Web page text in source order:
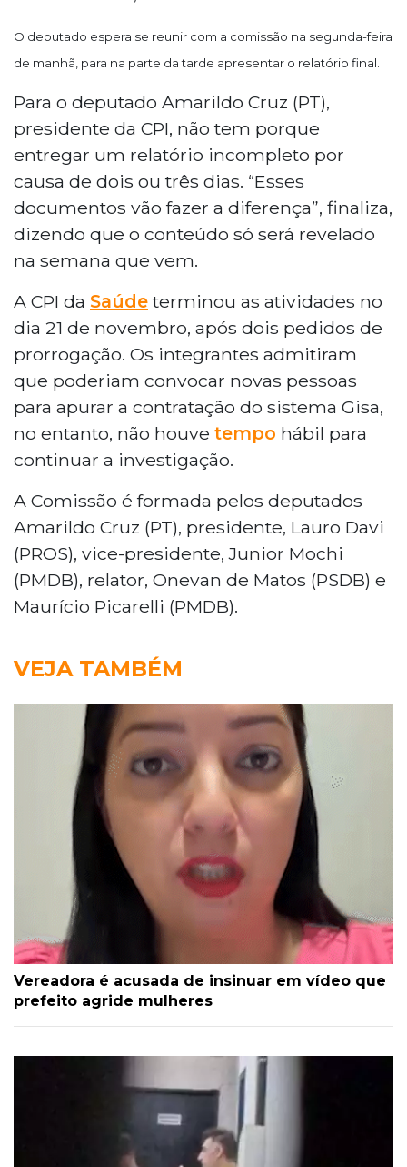
O deputado espera se reunir com a comissão na segunda-feira
de manhã, para na parte da tarde apresentar o relatório final.
Para o deputado Amarildo Cruz (PT),
presidente da CPI, não tem porque
entregar um relatório incompleto por
causa de dois ou três dias. “Esses
documentos vão fazer a diferença”, finaliza,
dizendo que o conteúdo só será revelado
na semana que vem.
A CPI da Saúdeterminou as atividades no
dia 21 de novembro, após dois pedidos de
prorrogação. Os integrantes admitiram
que poderiam convocar novas pessoas
para apurar a contratação do sistema Gisa,
no entanto, não houve tempo hábil para
continuar a investigação.
A Comissão é formada pelos deputados
Amarildo Cruz (PT), presidente, Lauro Davi
(PROS), vice-presidente, Junior Mochi
(PMDB), relator, Onevan de Matos (PSDB) e
Maurício Picarelli (PMDB).
VEJA TAMBÉM
Vereadora é acusada de insinuar em vídeo que
prefeito agride mulheres